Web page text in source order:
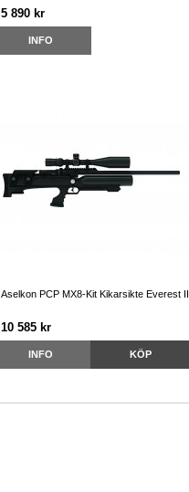
5 890 kr
INFO
Aselkon PCP MX8-Kit Kikarsikte Everest II
10 585 kr
INFO KÖP